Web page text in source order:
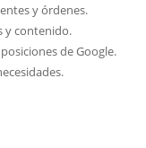
y órdenes.
y contenido.
de Google.